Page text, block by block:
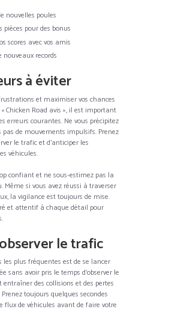
nouvelles poules
pièces pour des bonus
scores avec vos amis
nouveaux records
à éviter
et maximiser vos chances
Chicken Road avis », il est important
erreurs courantes. Ne vous précipitez
de mouvements impulsifs. Prenez
le trafic et d’anticiper les
véhicules.
confiant et ne sous-estimez pas la
Même si vous avez réussi à traverser
la vigilance est toujours de mise.
et attentif à chaque détail pour
le trafic
les plus fréquentes est de se lancer
sans avoir pris le temps d’observer le
entraîner des collisions et des pertes
toujours quelques secondes
flux de véhicules avant de faire votre